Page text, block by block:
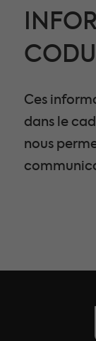
Ces
dans le
nous